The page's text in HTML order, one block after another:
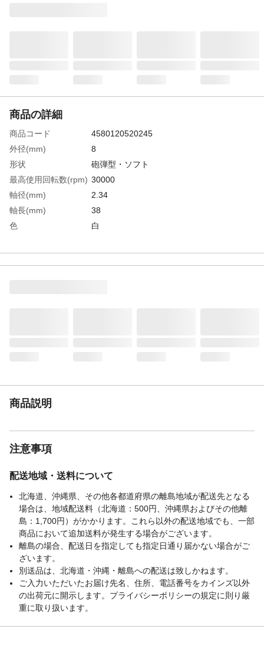
商品の詳細
商品コード
4580120520245
外径(mm)
8
形状
砲弾型・ソフト
最高使用回転数(rpm) 30000
軸径(mm)
2.34
軸長(mm)
38
色
白
幅(mm)
19
商品説明
注意事項
配送地域・送料について
北海道、沖縄県、その他各都道府県の離島地域が配送先となる
場合は、地域配送料（北海道：500円、沖縄県およびその他離
島：1,700円）がかかります。これら以外の配送地域でも、一部
商品において追加送料が発生する場合がございます。
離島の場合、配送日を指定しても指定日通り届かない場合がご
ざいます。
別送品は、北海道・沖縄・離島への配送は致しかねます。
ご入力いただいたお届け先名、住所、電話番号をカインズ以外
の出荷元に開示します。プライバシーポリシーの規定に則り厳
重に取り扱います。